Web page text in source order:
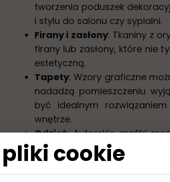
tworzenia poduszek
i stylu do salonu czy sypialni.
Firany i zasłony: Tkaniny z
firany lub zasłony, które nie
estetyczną.
Tapety: Wzory graficzne
nadadzą pomieszczeniu
być idealnym
wnętrze.
Odzież: Autorskie grafiki
bluzkach, sukienkach czy
garderoby staje się unikatowy.
Obrusy i serwetki: Wzory
cookie